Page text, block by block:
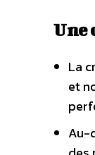
Une
La
et
Au-